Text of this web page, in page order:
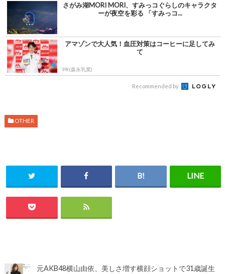
さがみ湖MORI MORI、すみっコぐらしのキャラクタ
ーが夜空を彩る 「すみっコ...
アマゾンで大人気！血圧対策はコーヒーに足してみ
て
PR(森永乳業)
Recommended by
OTHER
元AKB48横山由依、美しさ増す横顔ショットで31歳誕生